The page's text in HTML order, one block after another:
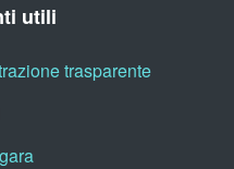
utili
trasparente